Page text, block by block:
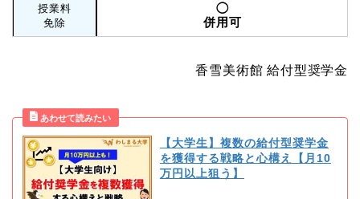
授業料
免除
◯
併用可
香雪美術館 給付型奨学金
【大学生】複数の給付型奨学金
を獲得する戦略と心構え【月10
万円以上狙う】